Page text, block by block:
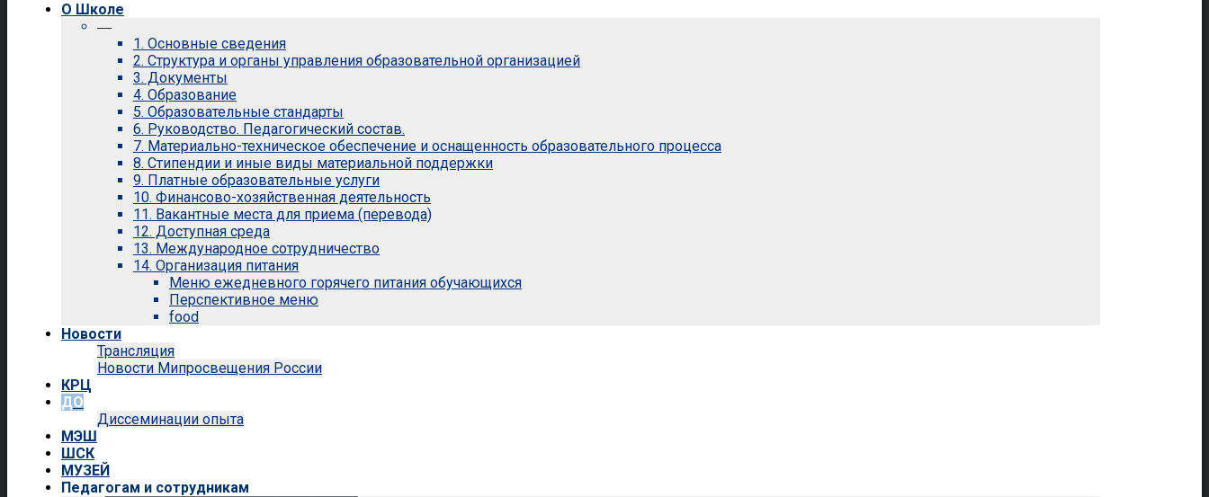
О Школе
—
1. Основные сведения
2. Структура и органы управления образовательной организацией
3. Документы
4. Образование
5. Образовательные стандарты
6. Руководство. Педагогический состав.
7. Материально-техническое обеспечение и оснащенность образовательного процесса
8. Стипендии и иные виды материальной поддержки
9. Платные образовательные услуги
10. Финансово-хозяйственная деятельность
11. Вакантные места для приема (перевода)
12. Доступная среда
13. Международное сотрудничество
14. Организация питания
Меню ежедневного горячего питания обучающихся
Перспективное меню
food
Новости
Трансляция
Новости Мипросвещения России
КРЦ
ДО
Диссеминации опыта
МЭШ
ШСК
МУЗЕЙ
Педагогам и сотрудникам